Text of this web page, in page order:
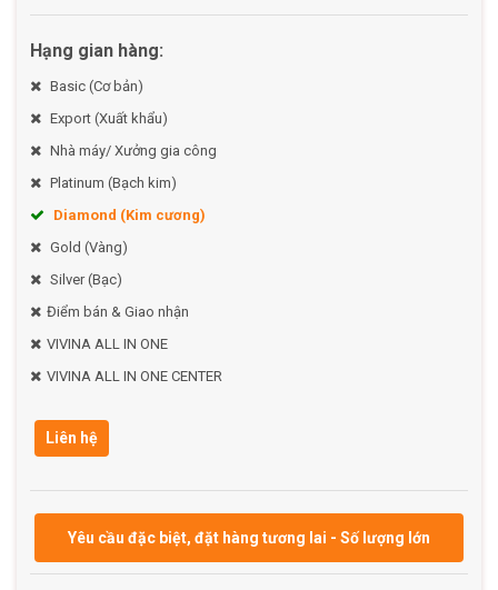
giường.
Dùng cơ chế lật để đóng hoặc mở màn khi cần thiết.
Bảo quản:
Vệ sinh nhẹ nhàng bằng khăn ẩm khi cần thiết.
Liên hệ Shop Lệ để sở hữu
Hạng gian hàng:
Basic (Cơ bản)
Export (Xuất khẩu)
Nhà máy/ Xưởng gia công
Platinum (Bạch kim)
Diamond (Kim cương)
Gold (Vàng)
Silver (Bạc)
Điểm bán & Giao nhận
VIVINA ALL IN ONE
VIVINA ALL IN ONE CENTER
Liên hệ
Yêu cầu đặc biệt, đặt hàng tương lai - Số lượng lớn